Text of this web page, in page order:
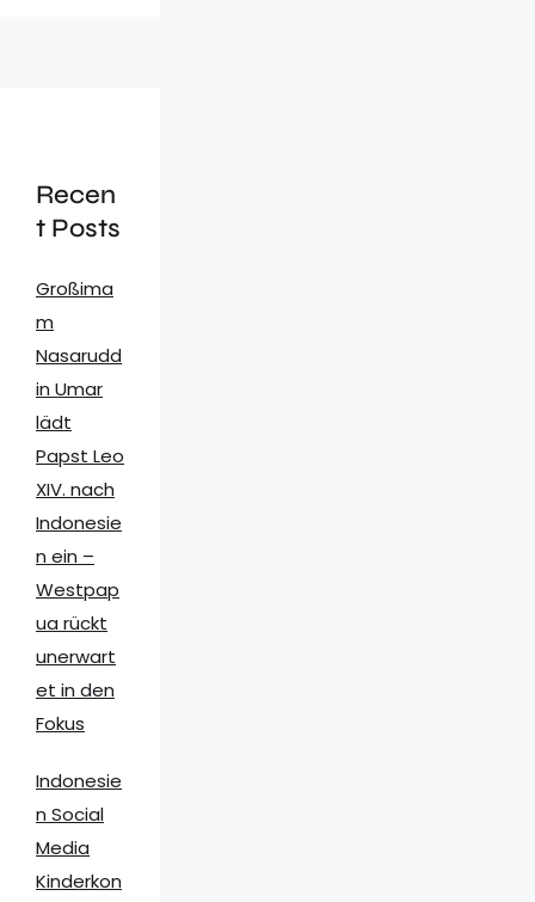
Recen
t Posts
Großima
m
Nasarudd
in Umar
lädt
Papst Leo
XIV. nach
Indonesie
n ein –
Westpap
ua rückt
unerwart
et in den
Fokus
Indonesie
n Social
Media
Kinderkon